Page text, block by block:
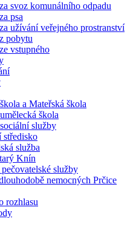
svoz komunálního odpadu
psa
užívání veřejného prostranství
pobytu
vstupného
a Mateřská škola
škola
služby
středisko
služba
Knín
služby
nemocných Prčice
rozhlasu